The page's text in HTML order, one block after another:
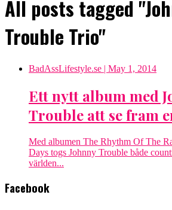
All posts tagged
Trouble Trio"
BadAssLifestyle.se | May 1, 2014
Ett nytt album med
Trouble att se fram
Med albumen The Rhythm Of The
Days togs Johnny Trouble både
världen...
Facebook